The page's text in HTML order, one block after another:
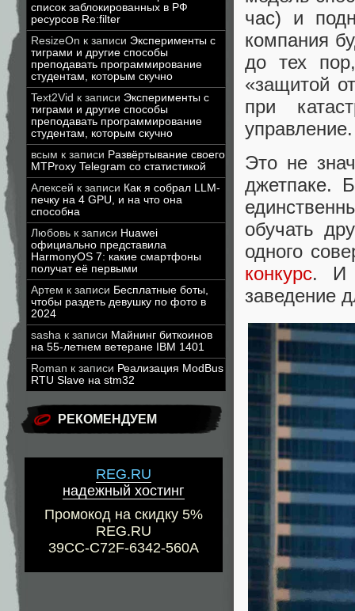
список заблокированных в РФ
ресурсов Re:filter
ResizeOn к записи Эксперименты с
тиграми и другие способы
преподавать программирование
студентам, которым скучно
Text2Vid к записи Эксперименты с
тиграми и другие способы
преподавать программирование
студентам, которым скучно
всым к записи Развёртывание своего
MTProxy Telegram со статистикой
Алексей к записи Как я собрал LLM-
печку на 4 GPU, и на что она
способна
Любовь к записи Huawei
официально представила
HarmonyOS 7: какие смартфоны
получат её первыми
Артем к записи Бесплатные боты,
чтобы раздеть девушку по фото в
2024
sasha к записи Майнинг биткоинов
на 55-летнем ветеране IBM 1401
Roman к записи Реализация ModBus
RTU Slave на stm32
РЕКОМЕНДУЕМ
REG.RU
надежный хостинг
Промокод на скидку 5%
REG.RU
39CC-C72F-6342-560A
час) и
компания
до тех
«защитой
при
управление.
Это не
джетпаке.
обучать
одного
конкурс. И
заведение